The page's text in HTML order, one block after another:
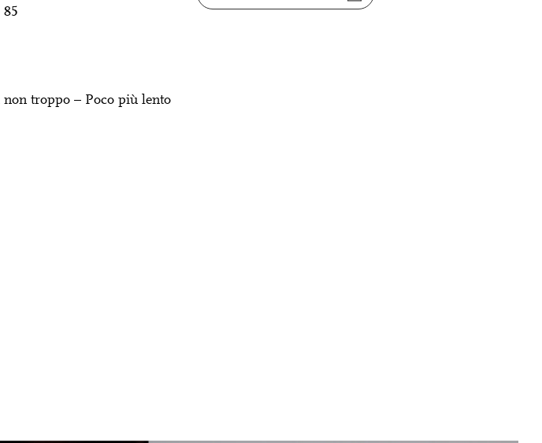
troppo – Poco più lento